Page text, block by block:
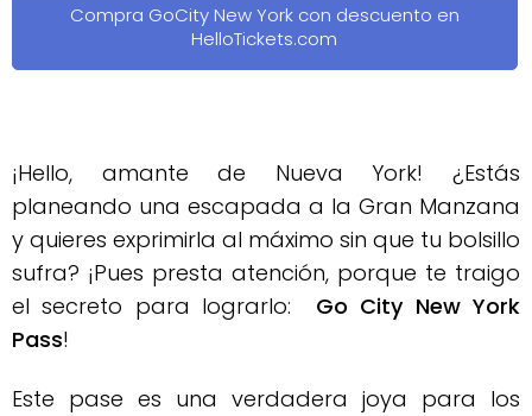
Compra GoCity New York con descuento en
HelloTickets.com
¡Hello, amante de Nueva York! ¿Estás
planeando una escapada a la Gran Manzana
y quieres exprimirla al máximo sin que tu bolsillo
sufra? ¡Pues presta atención, porque te traigo
el secreto para lograrlo: Go City New York
Pass!
Este pase es una verdadera joya para los